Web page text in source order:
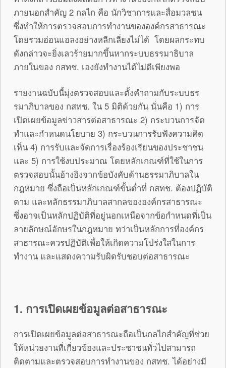
ภายนอกสำคัญ 2 กลไก คือ นักวิชาการและสื่อมวลชน
ซึ่งทำให้การตรวจสอบการทำงานขององค์กรสาธารณะ
โดยรวมอ่อนแอลงอย่างหลีกเลี่ยงไม่ได้ โดยผลกระทบ
ดังกล่าวจะยิ่งเลวร้ายมากขึ้นหากระบบธรรมาธิบาล
ภายในของ กสทช. เองยังทำงานได้ไม่ดีเพียงพอ
รายงานฉบับนี้มุ่งตรวจสอบและตั้งคำถามกับระบบธร
รมาภิบาลของ กสทช. ใน 5 มิติด้วยกัน นั่นคือ 1) การ
เปิดเผยข้อมูลข่าวสารต่อสาธารณะ 2) กระบวนการจัด
ทำและกำหนดนโยบาย 3) กระบวนการรับฟังความคิด
เห็น 4) การรับและจัดการเรื่องร้องเรียนของประชาชน
และ 5) การใช้งบประมาณ โดยหลักเกณฑ์ที่ใช้ในการ
ตรวจสอบนั้นอ้างอิงจากข้อบังคับด้านธรรมาภิบาลใน
กฎหมาย ซึ่งถือเป็นหลักเกณฑ์ขั้นต่ำที่ กสทช. ต้องปฏิบัติ
ตาม และหลักธรรมาภิบาลสากลขององค์กรสาธารณะ
ซึ่งอาจเป็นหลักปฏิบัติที่อยู่นอกเหนือจากข้อกำหนดที่เป็น
ลายลักษณ์อักษรในกฎหมาย ทว่าเป็นหลักการที่องค์กร
สาธารณะควรปฏิบัติเพื่อให้เกิดความโปร่งใสในการ
ทำงาน และแสดงความรับผิดรับชอบต่อสาธารณะ
1. การเปิดเผยข้อมูลต่อสาธารณะ
การเปิดเผยข้อมูลต่อสาธารณะถือเป็นกลไกสำคัญที่ช่วย
ให้หน่วยงานที่เกี่ยวข้องและประชาชนทั่วไปสามารถ
ติดตามและตรวจสอบการทำงานของ กสทช. ได้อย่างมี